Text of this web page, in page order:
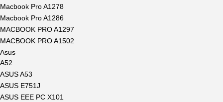
Macbook Pro A1278
Macbook Pro A1286
MACBOOK PRO A1297
MACBOOK PRO A1502
Asus
A52
ASUS A53
ASUS E751J
ASUS EEE PC X101